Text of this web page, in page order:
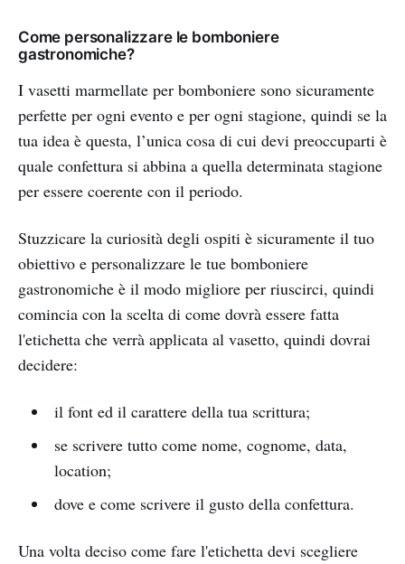
Come personalizzare le bomboniere
gastronomiche?
I vasetti marmellate per bomboniere sono sicuramente
perfette per ogni evento e per ogni stagione, quindi se la
tua idea è questa, l’unica cosa di cui devi preoccuparti è
quale confettura si abbina a quella determinata stagione
per essere coerente con il periodo.
Stuzzicare la curiosità degli ospiti è sicuramente il tuo
obiettivo e personalizzare le tue bomboniere
gastronomiche è il modo migliore per riuscirci, quindi
comincia con la scelta di come dovrà essere fatta
l'etichetta che verrà applicata al vasetto, quindi dovrai
decidere:
il font ed il carattere della tua scrittura;
se scrivere tutto come nome, cognome, data,
location;
dove e come scrivere il gusto della confettura.
Una volta deciso come fare l'etichetta devi scegliere